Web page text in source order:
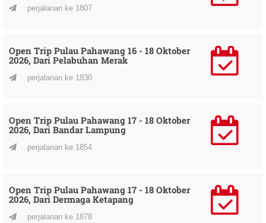
perjalanan ke 1807
Open Trip Pulau Pahawang 16 - 18 Oktober
2026, Dari Pelabuhan Merak
perjalanan ke 1830
Open Trip Pulau Pahawang 17 - 18 Oktober
2026, Dari Bandar Lampung
perjalanan ke 1854
Open Trip Pulau Pahawang 17 - 18 Oktober
2026, Dari Dermaga Ketapang
perjalanan ke 1878